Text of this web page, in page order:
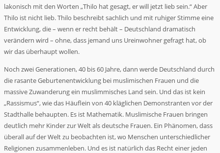
lakonisch mit den Worten „Thilo hat gesagt, er will jetzt lieb sein.“ Aber
Thilo ist nicht lieb. Thilo beschreibt sachlich und mit ruhiger Stimme eine
Entwicklung, die – wenn er recht behält – Deutschland dramatisch
verändern wird – ohne, dass jemand uns Ureinwohner gefragt hat, ob
wir das überhaupt wollen.
Noch zwei Generationen, 40 bis 60 Jahre, dann werde Deutschland durch
die rasante Geburtenentwicklung bei muslimischen Frauen und die
massive Zuwanderung ein muslimmisches Land sein. Und das ist kein
„Rassismus“, wie das Häuflein von 40 kläglichen Demonstranten vor der
Stadthalle behaupten. Es ist Mathematik. Muslimische Frauen bringen
deutlich mehr Kinder zur Welt als deutsche Frauen. Ein Phänomen, dass
überall auf der Welt zu beobachten ist, wo Menschen unterschiedlicher
Religionen zusammenleben. Und es ist natürlich das Recht einer jeden